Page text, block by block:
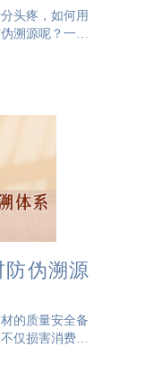
头疼，如何用
溯源呢？一物
这一问题，一
一无二的二维
防伪溯源
的质量安全备
仅损害消费者
新的希望。一